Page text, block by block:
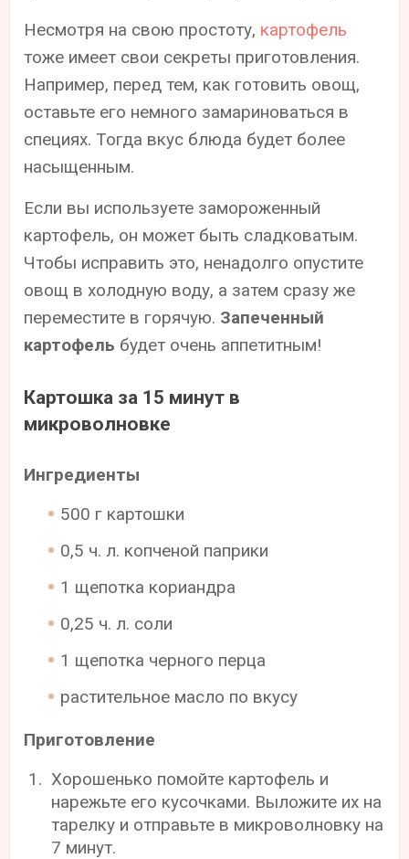
Несмотря на свою простоту, картофель
тоже имеет свои секреты приготовления.
Например, перед тем, как готовить овощ,
оставьте его немного замариноваться в
специях. Тогда вкус блюда будет более
насыщенным.
Если вы используете замороженный
картофель, он может быть сладковатым.
Чтобы исправить это, ненадолго опустите
овощ в холодную воду, а затем сразу же
переместите в горячую. Запеченный
картофель будет очень аппетитным!
Картошка за 15 минут в
микроволновке
Ингредиенты
500 г картошки
0,5 ч. л. копченой паприки
1 щепотка кориандра
0,25 ч. л. соли
1 щепотка черного перца
растительное масло по вкусу
Приготовление
Хорошенько помойте картофель и
нарежьте его кусочками. Выложите их на
тарелку и отправьте в микроволновку на
7 минут.